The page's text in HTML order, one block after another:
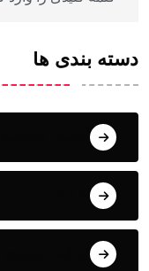
دسته بندی ها